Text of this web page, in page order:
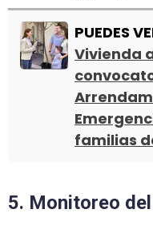
PUEDES
Vivienda
familias
5. Monitoreo